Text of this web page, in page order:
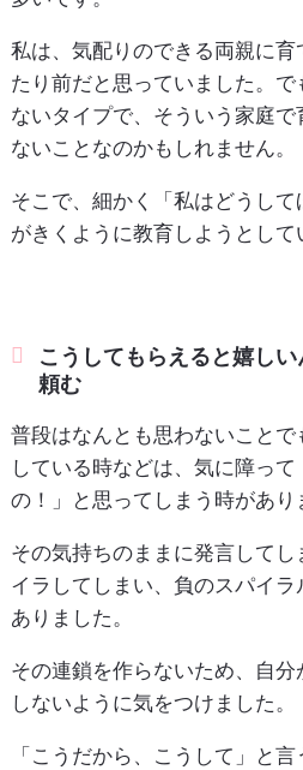
私は、気配りのできる両親に
たり前だと思っていました。
ないタイプで、そういう家庭
ないことなのかもしれません。
そこで、細かく「私はどうし
がきくように教育しようとして
こうしてもらえると嬉し
頼む
普段はなんとも思わないことで
している時などは、気に障っ
の！」と思ってしまう時があり
その気持ちのままに発言して
イラしてしまい、負のスパイ
ありました。
その連鎖を作らないため、自
しないように気をつけました。
「こうだから、こうして」と